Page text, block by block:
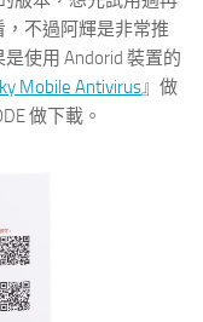
不過阿輝是非常推
使用 Andorid 裝置的
Mobile Antivirus』做
做下載。